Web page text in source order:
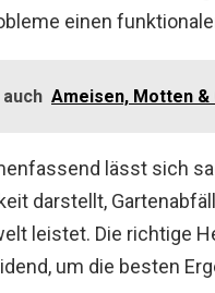
einen
Ameisen, Motten
lässt sich
darstellt,
leistet. Die richtige
um die besten